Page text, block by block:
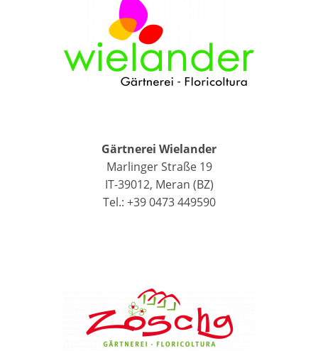
Gärtnerei Wielander
Marlinger Straße 19
IT-39012, Meran (BZ)
Tel.: +39 0473 449590